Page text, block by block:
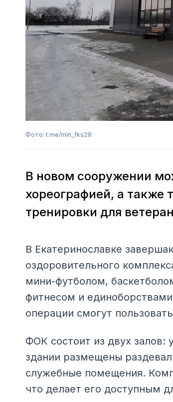
Фото: t.me/min_fks28
В новом сооружении
хореографией, а также
тренировки для
В Екатеринославке
оздоровительного
мини-футболом,
фитнесом и
операции смогут
ФОК состоит из двух залов:
здании размещены
служебные помещения.
что делает его доступным